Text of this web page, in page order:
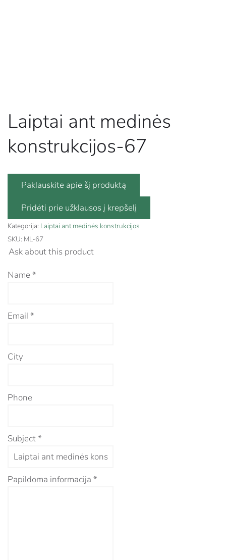
Laiptai ant medinės
konstrukcijos-67
Paklauskite apie šį produktą
Kategorija: Laiptai ant medinės konstrukcijos
SKU: ML-67
Ask about this product
Name *
Email *
City
Phone
Subject*
Papildoma informacija *